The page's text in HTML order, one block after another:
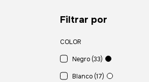
Filtrar por
COLOR
Negro (33)
Blanco (17)